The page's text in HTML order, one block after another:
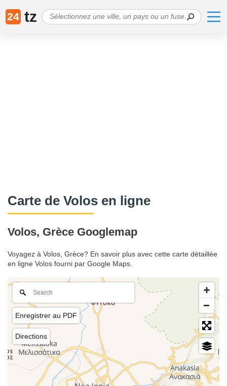
24 tz
Сarte de Volos en ligne
Volos, Grèce Googlemap
Voyagez à Volos, Grèce? En savoir plus avec cette carte détaillée
en ligne Volos fourni par Google Maps.
Enregistrer au PDF
Directions